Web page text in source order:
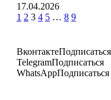
17.04.2026
1 2 3 4 5 … 8 9
ВконтактеПодписаться
TelegramПодписаться
WhatsAppПодписаться